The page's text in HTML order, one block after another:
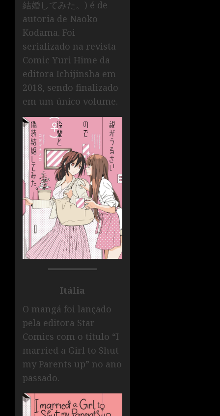
結婚してみた。) é de
autoria de Naoko
Kodama. Foi
serializado na revista
Comic Yuri Hime da
editora Ichijinsha em
2018, sendo finalizado
em um único volume.
Itália
O mangá foi lançado
pela editora Star
Comics com o título “I
married a Girl to Shut
my Parents up” no ano
passado.